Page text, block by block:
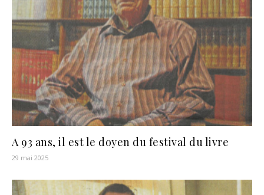
A 93 ans, il est le doyen du festival du livre
29 mai 2025